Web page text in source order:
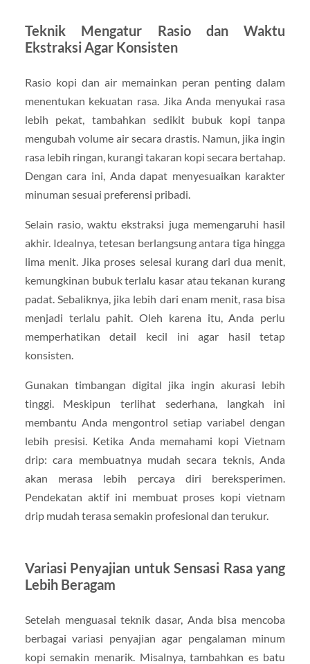
Teknik Mengatur Rasio dan Waktu
Ekstraksi Agar Konsisten
Rasio kopi dan air memainkan peran penting dalam
menentukan kekuatan rasa. Jika Anda menyukai rasa
lebih pekat, tambahkan sedikit bubuk kopi tanpa
mengubah volume air secara drastis. Namun, jika ingin
rasa lebih ringan, kurangi takaran kopi secara bertahap.
Dengan cara ini, Anda dapat menyesuaikan karakter
minuman sesuai preferensi pribadi.
Selain rasio, waktu ekstraksi juga memengaruhi hasil
akhir. Idealnya, tetesan berlangsung antara tiga hingga
lima menit. Jika proses selesai kurang dari dua menit,
kemungkinan bubuk terlalu kasar atau tekanan kurang
padat. Sebaliknya, jika lebih dari enam menit, rasa bisa
menjadi terlalu pahit. Oleh karena itu, Anda perlu
memperhatikan detail kecil ini agar hasil tetap
konsisten.
Gunakan timbangan digital jika ingin akurasi lebih
tinggi. Meskipun terlihat sederhana, langkah ini
membantu Anda mengontrol setiap variabel dengan
lebih presisi. Ketika Anda memahami kopi Vietnam
drip: cara membuatnya mudah secara teknis, Anda
akan merasa lebih percaya diri bereksperimen.
Pendekatan aktif ini membuat proses kopi vietnam
drip mudah terasa semakin profesional dan terukur.
Variasi Penyajian untuk Sensasi Rasa yang
Lebih Beragam
Setelah menguasai teknik dasar, Anda bisa mencoba
berbagai variasi penyajian agar pengalaman minum
kopi semakin menarik. Misalnya, tambahkan es batu